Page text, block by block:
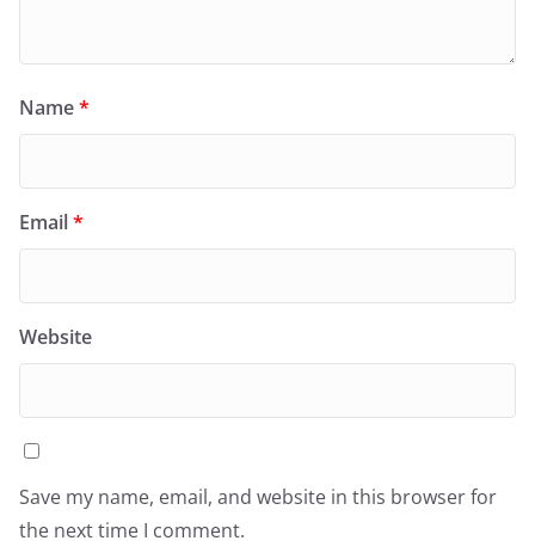
Name*
Email*
Website
Save my name, email, and website in this browser for
the next time I comment.